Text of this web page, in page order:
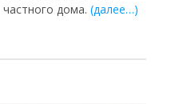
частного дома.(далее…)